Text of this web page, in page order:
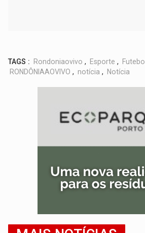
TAGS : Rondoniaovivo , Esporte , Futebol
RONDÔNIAAOVIVO , notícia , Notícia